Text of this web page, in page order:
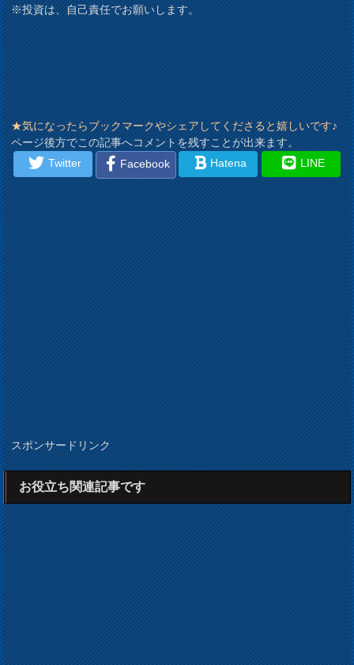
※投資は、自己責任でお願いします。
★気になったらブックマークやシェアしてくださると嬉しいです♪
ページ後方でこの記事へコメントを残すことが出来ます。
Twitter
Facebook Hatena LINE
スポンサードリンク
お役立ち関連記事です